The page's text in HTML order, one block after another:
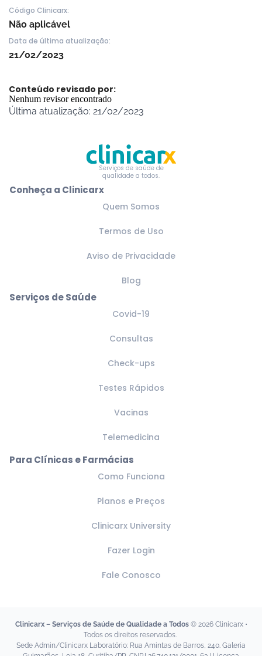
Código Clinicarx:
Não aplicável
Data de última atualização:
21/02/2023
Conteúdo revisado por:
Nenhum revisor encontrado
Última atualização: 21/02/2023
Serviços de saúde de
qualidade a todos.
Conheça a Clinicarx
Quem Somos
Termos de Uso
Aviso de Privacidade
Blog
Serviços de Saúde
Covid-19
Consultas
Check-ups
Testes Rápidos
Vacinas
Telemedicina
Para Clínicas e Farmácias
Como Funciona
Planos e Preços
Clinicarx University
Fazer Login
Fale Conosco
Clinicarx – Serviços de Saúde de Qualidade a Todos © 2026 Clinicarx •
Todos os direitos reservados.
Sede Admin/Clinicarx Laboratório: Rua Amintas de Barros, 240. Galeria